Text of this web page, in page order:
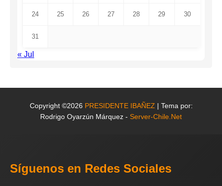
24 25 26 27 28 29 30
31
« Jul
Copyright ©2026 PRESIDENTE IBAÑEZ | Tema por:
Rodrigo Oyarzún Márquez - Server-Chile.Net
Síguenos en Redes Sociales